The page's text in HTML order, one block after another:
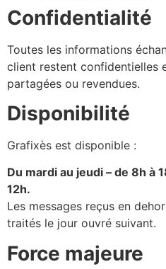
Confidentialité
Toutes les informations
client restent confidentielles
partagées ou revendues.
Disponibilité
Grafixès est disponible :
Du mardi au jeudi – de 8h à
12h.
Les messages reçus en
traités le jour ouvré suivant.
Force majeure